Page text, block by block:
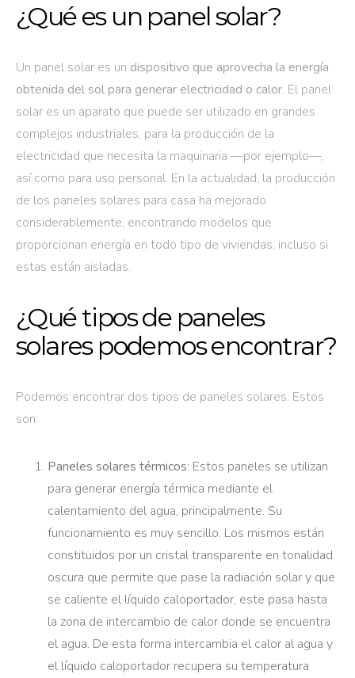
¿Qué es un panel solar?
Un panel solar es un dispositivo que aprovecha la energía
obtenida del sol para generar electricidad o calor. El panel
solar es un aparato que puede ser utilizado en grandes
complejos industriales, para la producción de la
electricidad que necesita la maquinaria —por ejemplo—,
así como para uso personal. En la actualidad, la producción
de los paneles solares para casa ha mejorado
considerablemente, encontrando modelos que
proporcionan energía en todo tipo de viviendas, incluso si
estas están aisladas.
¿Qué tipos de paneles
solares podemos encontrar?
Podemos encontrar dos tipos de paneles solares. Estos
son:
Paneles solares térmicos: Estos paneles se utilizan
para generar energía térmica mediante el
calentamiento del agua, principalmente. Su
funcionamiento es muy sencillo. Los mismos están
constituidos por un cristal transparente en tonalidad
oscura que permite que pase la radiación solar y que
se caliente el líquido caloportador, este pasa hasta
la zona de intercambio de calor donde se encuentra
el agua. De esta forma intercambia el calor al agua y
el líquido caloportador recupera su temperatura